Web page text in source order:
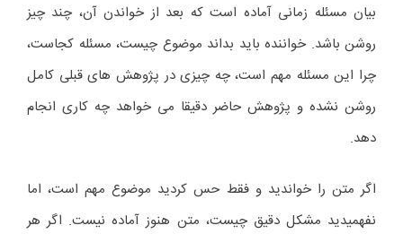
بیان مسئله زمانی آماده است که بعد از خواندن آن، چند چیز
روشن باشد. خواننده باید بداند موضوع چیست، مسئله کجاست،
چرا این مسئله مهم است، چه چیزی در پژوهش های قبلی کامل
روشن نشده و پژوهش حاضر دقیقا می خواهد چه کاری انجام
دهد.
اگر متن را خواندید و فقط حس کردید موضوع مهم است، اما
نفهمیدید مشکل دقیق چیست، متن هنوز آماده نیست. اگر هر